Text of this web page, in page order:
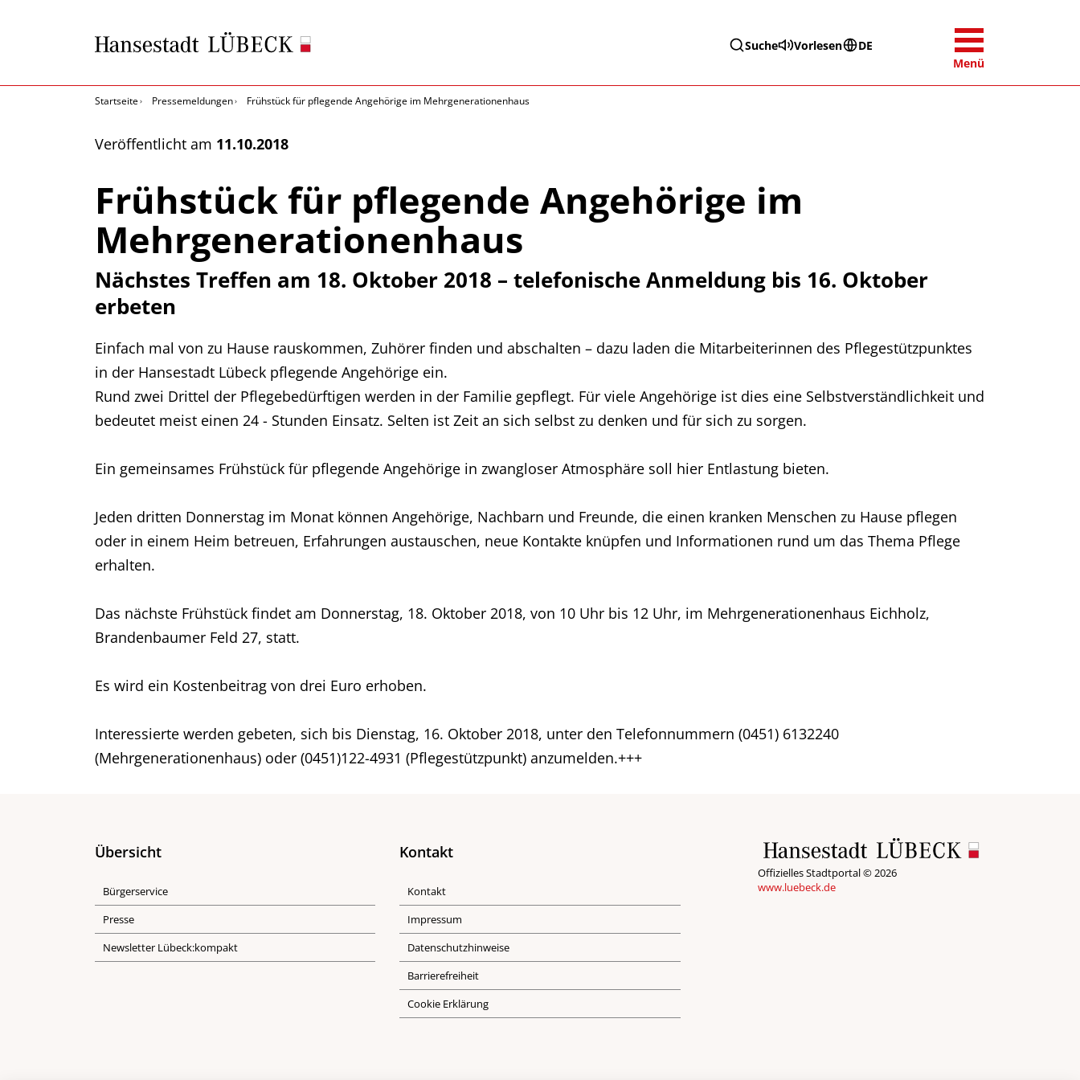
Suche Vorlesen
DE
Menü
Startseite Pressemeldungen Frühstück für pflegende Angehörige im Mehrgenerationenhaus
Veröffentlicht am 11.10.2018
Frühstück für pflegende Angehörige im
Mehrgenerationenhaus
Nächstes Treffen am 18. Oktober 2018 – telefonische Anmeldung bis 16. Oktober
erbeten
Einfach mal von zu Hause rauskommen, Zuhörer finden und abschalten – dazu laden die Mitarbeiterinnen des Pflegestützpunktes
in der Hansestadt Lübeck pflegende Angehörige ein.
Rund zwei Drittel der Pflegebedürftigen werden in der Familie gepflegt. Für viele Angehörige ist dies eine Selbstverständlichkeit und
bedeutet meist einen 24 - Stunden Einsatz. Selten ist Zeit an sich selbst zu denken und für sich zu sorgen.
Ein gemeinsames Frühstück für pflegende Angehörige in zwangloser Atmosphäre soll hier Entlastung bieten.
Jeden dritten Donnerstag im Monat können Angehörige, Nachbarn und Freunde, die einen kranken Menschen zu Hause pflegen
oder in einem Heim betreuen, Erfahrungen austauschen, neue Kontakte knüpfen und Informationen rund um das Thema Pflege
erhalten.
Das nächste Frühstück findet am Donnerstag, 18. Oktober 2018, von 10 Uhr bis 12 Uhr, im Mehrgenerationenhaus Eichholz,
Brandenbaumer Feld 27, statt.
Es wird ein Kostenbeitrag von drei Euro erhoben.
Interessierte werden gebeten, sich bis Dienstag, 16. Oktober 2018, unter den Telefonnummern (0451) 6132240
(Mehrgenerationenhaus) oder (0451)122-4931 (Pflegestützpunkt) anzumelden.+++
Übersicht
Bürgerservice
Presse
Newsletter Lübeck:kompakt
Kontakt
Kontakt
Impressum
Datenschutzhinweise
Barrierefreiheit
Cookie Erklärung
Offizielles Stadtportal © 2026
www.luebeck.de